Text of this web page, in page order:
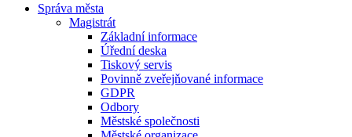
Správa města
Magistrát
Základní informace
Úřední deska
Tiskový servis
Povinně zveřejňované informace
GDPR
Odbory
Městské společnosti